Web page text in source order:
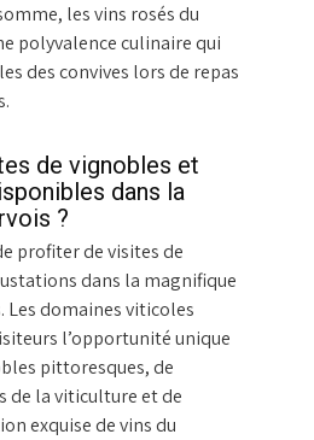
les vins rosés du
polyvalence culinaire qui
des convives lors de repas
de vignobles et
dans la
?
profiter de visites de
dans la magnifique
Les domaines viticoles
l’opportunité unique
pittoresques, de
de la viticulture et de
exquise de vins du